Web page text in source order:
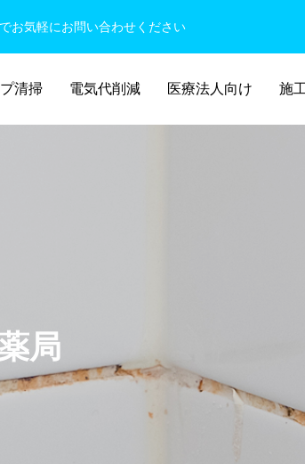
お気軽にお問い合わせください
清掃 電気代削減 医療法人向け 施
局